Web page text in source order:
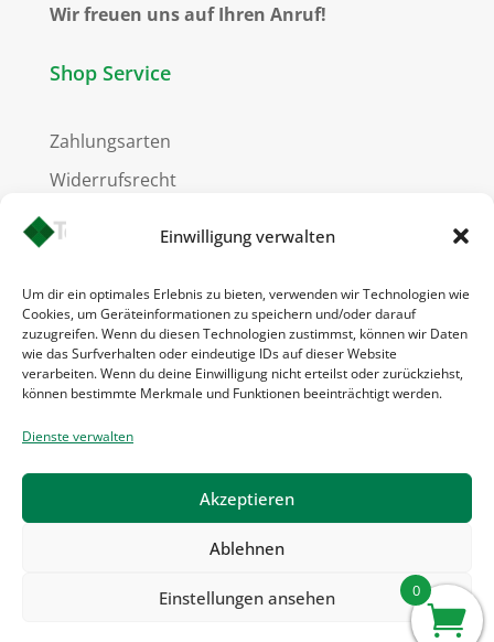
Einwilligung verwalten
Um dir ein optimales Erlebnis zu bieten, verwenden wir Technologien wie
Cookies, um Geräteinformationen zu speichern und/oder darauf
zuzugreifen. Wenn du diesen Technologien zustimmst, können wir Daten
wie das Surfverhalten oder eindeutige IDs auf dieser Website
verarbeiten. Wenn du deine Einwilligung nicht erteilst oder zurückziehst,
können bestimmte Merkmale und Funktionen beeinträchtigt werden.
Dienste verwalten
Akzeptieren
Ablehnen
Einstellungen ansehen
Wir freuen uns auf Ihren Anruf!
Shop Service
Zahlungsarten
Widerrufsrecht
Versandkosten
Informationen
Kontakt
Impressum
AGB
0